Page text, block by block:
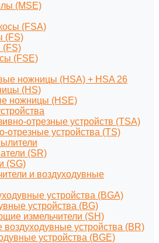
(MSE)
(FSA)
(FS)
(FS)
(FSE)
ножницы (HSA) + HSA 26
(HS)
ножницы (HSE)
отрезные устройств (TSA)
отрезные устройства (TS)
(SR)
(SG)
и воздуходувные
устройства (BGA)
устройства (BG)
измельчители (SH)
устройства (BR)
устройства (BGE)